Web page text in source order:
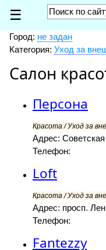
☰
Город: не задан
Категория: Уход за
Салон
Персона
Красота / Уход за
Адрес:
Телефон:
Loft
Красота / Уход за
Адрес: просп.
Телефон:
Fantezzy